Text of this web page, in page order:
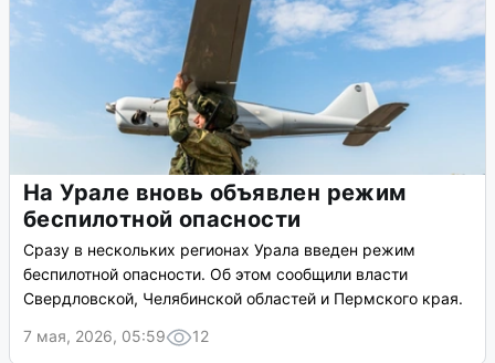
В Пермском крае ввели режим
беспилотной опасности и закрыли
аэропорт